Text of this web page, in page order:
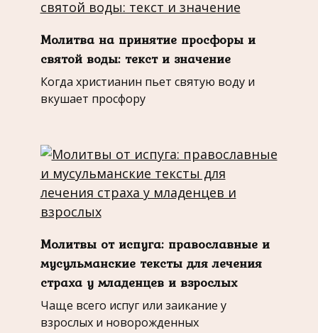
Молитва на принятие просфоры и
святой воды: текст и значение
Когда христианин пьет святую воду и
вкушает просфору
Молитвы от испуга: православные и
мусульманские тексты для лечения
страха у младенцев и взрослых
Чаще всего испуг или заикание у
взрослых и новорожденных